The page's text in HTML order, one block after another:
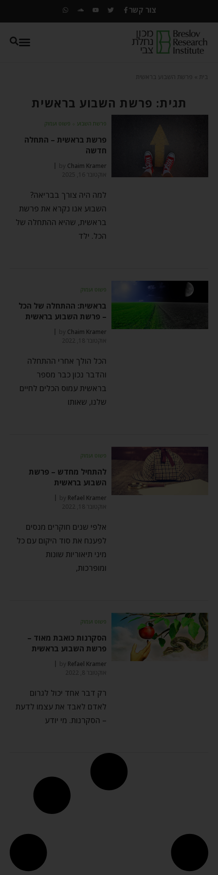
צור קשר
בית פרשת השבוע בראשית
תגית: פרשת השבוע בראשית
פרשת השבוע ⬦ פשוט ועמוק
פרשת בראשית – התחלה
חדשה
by Chaim Kramer
אוקטובר 16, 2025
למה היה צורך בבריאה?
השבוע אנו נקרא את פרשת
בראשית, שהיא ההתחלה של
הכל. ילד
פשוט ועמוק
בראשית: ההתחלה של הכל
– פרשת השבוע בראשית
by Chaim Kramer
אוקטובר 18, 2022
הכל הולך אחרי ההתחלה
והדבר נכון כבר מספר
בראשית עמוס הכלים לחיים
שלנו, שאותו
פשוט ועמוק
להתחיל מחדש – פרשת
השבוע בראשית
by Refael Kramer
אוקטובר 18, 2022
אלפי שנים חוקרים מנסים
לפענח את סוד היקום עם כל
מיני תיאוריות שונות
ומופרכות,
פשוט ועמוק
הסקרנות כואבת מאוד –
פרשת השבוע בראשית
by Refael Kramer
אוקטובר 8, 2022
רק דבר אחד יכול לגרום
לאדם לאבד את עצמו לדעת
– הסקרנות. מי יודע